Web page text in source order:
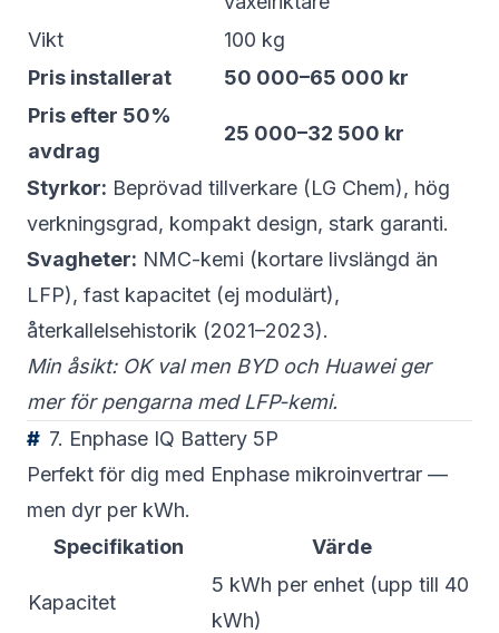
Vikt
100 kg
Pris installerat
50 000–65 000 kr
Pris efter 50%
avdrag
25 000–32 500 kr
Styrkor: Beprövad tillverkare (LG Chem), hög
verkningsgrad, kompakt design, stark garanti.
Svagheter: NMC-kemi (kortare livslängd än
LFP), fast kapacitet (ej modulärt),
återkallelsehistorik (2021–2023).
Min åsikt: OK val men BYD och Huawei ger
mer för pengarna med LFP-kemi.
7. Enphase IQ Battery 5P
Perfekt för dig med Enphase mikroinvertrar —
men dyr per kWh.
Specifikation
Värde
Kapacitet
5 kWh per enhet (upp till 40
kWh)